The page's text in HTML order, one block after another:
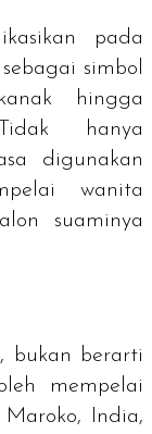
pada
simbol
hingga
hanya
digunakan
wanita
suaminya
bukan berarti
mempelai
India,